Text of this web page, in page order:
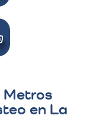
Metros
en La